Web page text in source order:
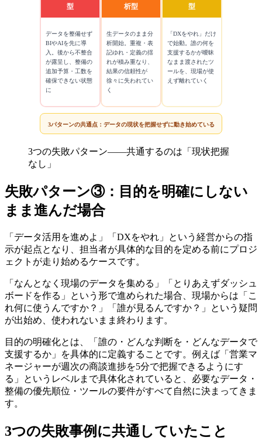
型
データを整備せず
BIやAIを先に導
入。後から不整合
が露呈し、整備の
追加予算・工数を
確保できない状態
に
析型
生データのまま分
析開始。重複・表
記ゆれ・定義の揺
れが積み重なり、
結果の信頼性が
徐々に失われてい
く
型
「DXをやれ」だけ
で始動。誰の何を
支援するかが曖昧
なまま渡されたツ
ールを、現場が使
えず離れていく
3パターンの共通点：データの現状を把握せずに動き始めている
3つの失敗パターン——共通するのは「現状把握
なし」
失敗パターン③：目的を明確にしない
まま進んだ場合
「データ活用を進めよ」「DXをやれ」という経営からの指
示が起点となり、担当者が具体的な目的を定める前にプロジ
ェクトが走り始めるケースです。
「なんとなく現場のデータを集める」「とりあえずダッシュ
ボードを作る」という形で進められた場合、現場からは「こ
れ何に使うんですか？」「誰が見るんですか？」という疑問
が出始め、使われないまま終わります。
目的の明確化とは、「誰の・どんな判断を・どんなデータで
支援するか」を具体的に定義することです。例えば「営業マ
ネージャーが週次の商談進捗を5分で把握できるようにす
る」というレベルまで具体化されていると、必要なデータ・
整備の優先順位・ツールの要件がすべて自然に決まってきま
す。
3つの失敗事例に共通していたこと